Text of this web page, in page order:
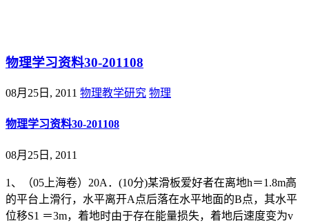
物理学习资料30-201108
08月25日, 2011 物理教学研究 物理
物理学习资料30-201108
08月25日, 2011
1、（05上海卷）20A．(10分)某滑板爱好者在离地h＝1.8m高
的平台上滑行，水平离开A点后落在水平地面的B点，其水平
位移S1 ＝3m，着地时由于存在能量损失，着地后速度变为v